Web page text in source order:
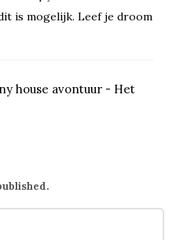
is mogelijk. Leef je droom
house avontuur - Het